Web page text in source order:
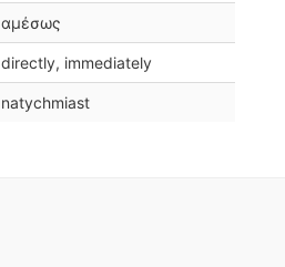
αμέσως
directly, immediately
natychmiast